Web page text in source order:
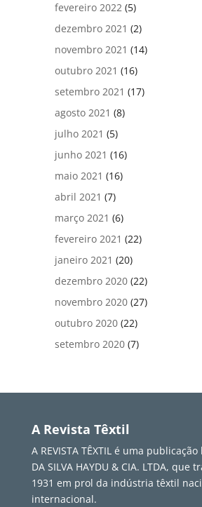
fevereiro 2022 (5)
dezembro 2021 (2)
novembro 2021 (14)
outubro 2021 (16)
setembro 2021 (17)
agosto 2021 (8)
julho 2021 (5)
junho 2021 (16)
maio 2021 (16)
abril 2021 (7)
março 2021 (6)
fevereiro 2021 (22)
janeiro 2021 (20)
dezembro 2020 (22)
novembro 2020 (27)
outubro 2020 (22)
setembro 2020 (7)
A Revista Têxtil
A REVISTA TÊXTIL é uma
DA SILVA HAYDU & CIA. LTDA, que
1931 em prol da indústria têxtil
internacional.